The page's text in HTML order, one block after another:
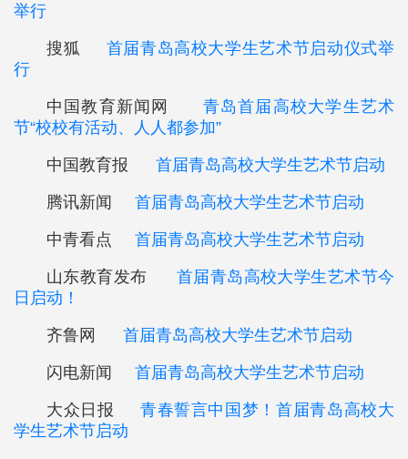
举行
搜狐 首届青岛高校大学生艺术节启动仪式举
行
中国教育新闻网 青岛首届高校大学生艺术
节“校校有活动、人人都参加”
中国教育报 首届青岛高校大学生艺术节启动
腾讯新闻 首届青岛高校大学生艺术节启动
中青看点 首届青岛高校大学生艺术节启动
山东教育发布 首届青岛高校大学生艺术节今
日启动！
齐鲁网 首届青岛高校大学生艺术节启动
闪电新闻 首届青岛高校大学生艺术节启动
大众日报
青春誓言中国梦！首届青岛高校大
学生艺术节启动